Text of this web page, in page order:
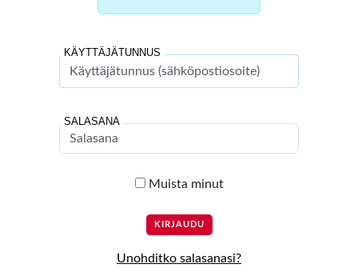
KÄYTTÄJÄTUNNUS
SALASANA
Muista minut
Unohditko salasanasi?